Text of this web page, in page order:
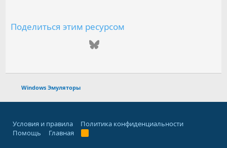
з
д
Поделиться этим ресурсом
Одноклассники
TelegramBluesky
Windows Эмуляторы
Условия и правила
Политика конфиденциальности
Помощь
Главная
R